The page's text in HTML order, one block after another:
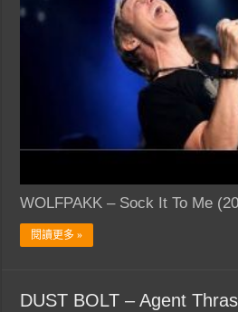
WOLFPAKK – Sock It To Me
閱讀更多 »
DUST BOLT – Agent